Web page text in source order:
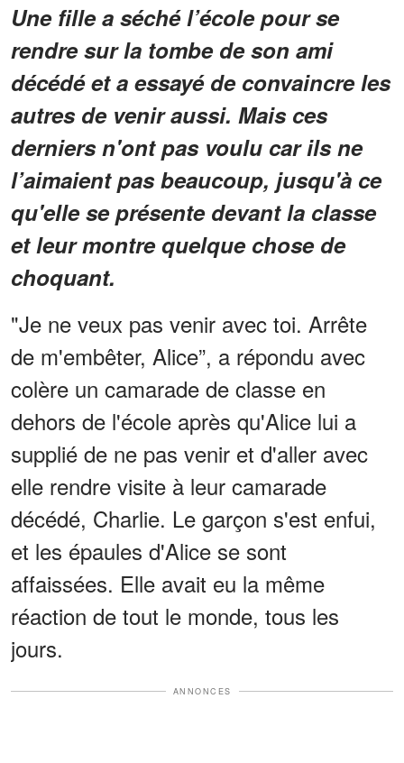
Une fille a séché l’école pour se
rendre sur la tombe de son ami
décédé et a essayé de convaincre les
autres de venir aussi. Mais ces
derniers n'ont pas voulu car ils ne
l’aimaient pas beaucoup, jusqu'à ce
qu'elle se présente devant la classe
et leur montre quelque chose de
choquant.
"Je ne veux pas venir avec toi. Arrête
de m'embêter, Alice”, a répondu avec
colère un camarade de classe en
dehors de l'école après qu'Alice lui a
supplié de ne pas venir et d'aller avec
elle rendre visite à leur camarade
décédé, Charlie. Le garçon s'est enfui,
et les épaules d'Alice se sont
affaissées. Elle avait eu la même
réaction de tout le monde, tous les
jours.
ANNONCES